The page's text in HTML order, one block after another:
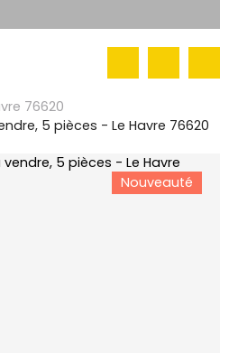
76620
5 pièces - Le Havre 76620
Nouveauté